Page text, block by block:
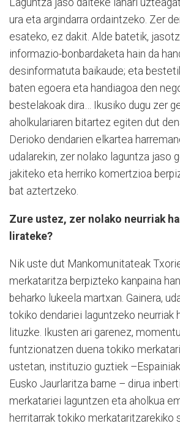
Laguntza jaso daiteke lanari
ura eta argindarra ordaintzeko. Zer
esateko, ez dakit. Alde batetik,
informazio-bonbardaketa hain da
desinformatuta baikaude; eta
baten egoera eta handiagoa den
bestelakoak dira… Ikusiko dugu zer
aholkulariaren bitartez egiten dut
Derioko dendarien elkartea
udalarekin, zer nolako laguntza jaso
jakiteko eta herriko komertzioa
bat aztertzeko.
Zure ustez, zer nolako neurriak
lirateke?
Nik uste dut Mankomunitateak
merkataritza berpizteko kanpaina
beharko lukeela martxan. Gainera,
tokiko dendariei laguntzeko neurriak
lituzke. Ikusten ari garenez,
funtzionatzen duena tokiko
ustetan, instituzio guztiek
Eusko Jaurlaritza barne – dirua
merkatariei laguntzen eta aholkua
herritarrak tokiko merkataritzarekiko